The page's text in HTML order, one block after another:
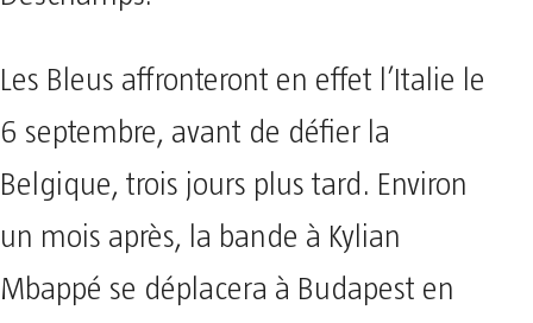
Les Bleus affronteront en effet l’Italie le
6 septembre, avant de défier la
Belgique, trois jours plus tard. Environ
un mois après, la bande à Kylian
Mbappé se déplacera à Budapest en